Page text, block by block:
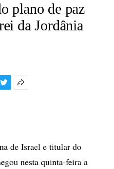
plano de paz
da Jordânia
de Israel e titular do
nesta quinta-feira a